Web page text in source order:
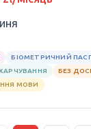
БІОМЕТРИЧНИЙ
БЕЗ
МОВИ